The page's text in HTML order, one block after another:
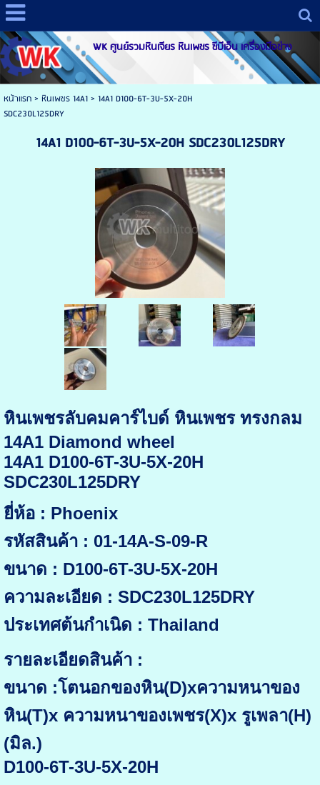
WK ศูนย์รวมหินเจียร หินเพชร ซีบีเอ็น เครื่องมือช่าง
หน้าแรก> หินเพชร 14A1> 14A1 D100-6T-3U-5X-20H
SDC230L125DRY
14A1 D100-6T-3U-5X-20H SDC230L125DRY
หินเพชรลับคมคาร์ไบด์ หินเพชร ทรงกลม
14A1 Diamond wheel
14A1 D100-6T-3U-5X-20H
SDC230L125DRY
ยี่ห้อ : Phoenix
รหัสสินค้า : 01-14A-S-09-R
ขนาด : D100-6T-3U-5X-20H
ความละเอียด : SDC230L125DRY
ประเทศต้นกำเนิด : Thailand
รายละเอียดสินค้า :
ขนาด :โตนอกของหิน(D)xความหนาของ
หิน(T)x ความหนาของเพชร(X)x รูเพลา(H)
(มิล.)
D100-6T-3U-5X-20H